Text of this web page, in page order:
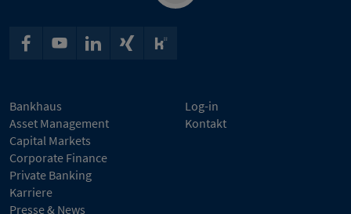
Bankhaus
Asset Management
Capital Markets
Corporate Finance
Private Banking
Karriere
Presse & News
Log-in
Kontakt